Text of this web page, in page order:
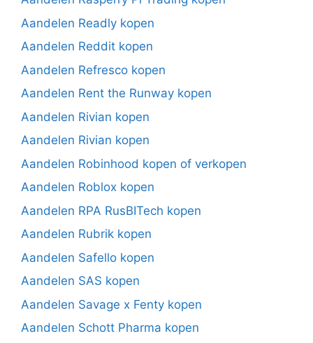
Aandelen Readly kopen
Aandelen Reddit kopen
Aandelen Refresco kopen
Aandelen Rent the Runway kopen
Aandelen Rivian kopen
Aandelen Rivian kopen
Aandelen Robinhood kopen of verkopen
Aandelen Roblox kopen
Aandelen RPA RusBITech kopen
Aandelen Rubrik kopen
Aandelen Safello kopen
Aandelen SAS kopen
Aandelen Savage x Fenty kopen
Aandelen Schott Pharma kopen